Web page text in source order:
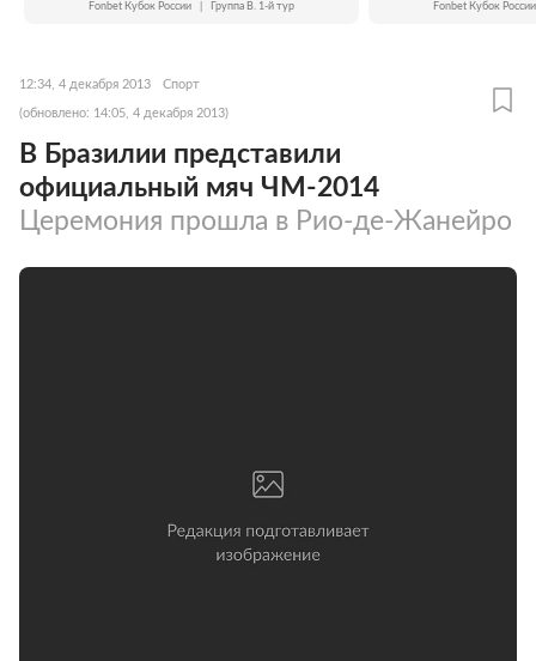
Fonbet Кубок России Группа B. 1-й тур Fonbet Кубок России
12:34, 4 декабря 2013 Спорт
(обновлено: 14:05, 4 декабря 2013)
В Бразилии представили
официальный мяч ЧМ-2014
Церемония прошла в Рио-де-Жанейро